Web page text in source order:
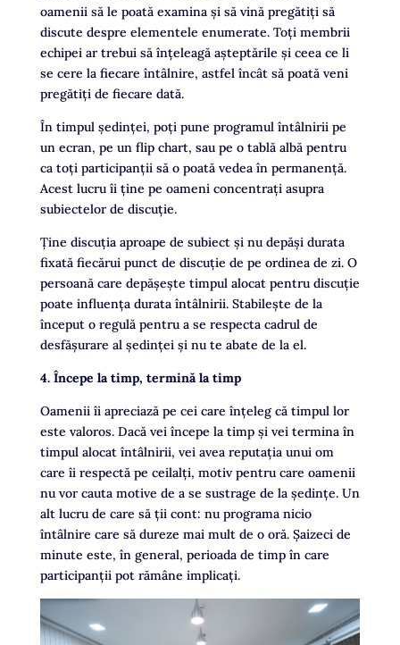
oamenii să le poată examina și să vină pregătiți să
discute despre elementele enumerate. Toți membrii
echipei ar trebui să înțeleagă așteptările și ceea ce li
se cere la fiecare întâlnire, astfel încât să poată veni
pregătiți de fiecare dată.
În timpul ședinței, poţi pune programul întâlnirii pe
un ecran, pe un flip chart, sau pe o tablă albă pentru
ca toți participanții să o poată vedea în permanenţă.
Acest lucru îi ține pe oameni concentrați asupra
subiectelor de discuție.
Ţine discuţia aproape de subiect şi nu depăşi durata
fixată fiecărui punct de discuţie de pe ordinea de zi. O
persoană care depăşeşte timpul alocat pentru discuţie
poate influența durata întâlnirii. Stabileşte de la
început o regulă pentru a se respecta cadrul de
desfăşurare al şedinţei și nu te abate de la el.
4. Începe la timp, termină la timp
Oamenii îi apreciază pe cei care înțeleg că timpul lor
este valoros. Dacă vei începe la timp şi vei termina în
timpul alocat întâlnirii, vei avea reputaţia unui om
care îi respectă pe ceilalți, motiv pentru care oamenii
nu vor cauta motive de a se sustrage de la şedinţe. Un
alt lucru de care să ţii cont: nu programa nicio
întâlnire care să dureze mai mult de o oră. Șaizeci de
minute este, în general, perioada de timp în care
participanții pot rămâne implicați.